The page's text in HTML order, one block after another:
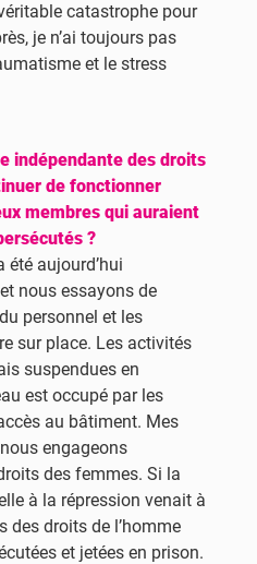
catastrophe pour
je n’ai toujours pas
et le stress
indépendante des droits
de fonctionner
membres qui auraient
?
été aujourd’hui
nous essayons de
personnel et les
sur place. Les activités
suspendues en
est occupé par les
au bâtiment. Mes
engageons
des femmes. Si la
à la répression venait à
des droits de l’homme
et jetées en prison.